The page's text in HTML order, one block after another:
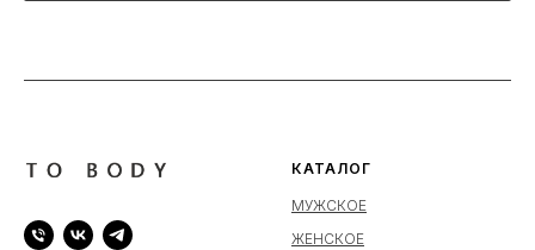
КАТАЛОГ
МУЖСКОЕ
ЖЕНСКОЕ